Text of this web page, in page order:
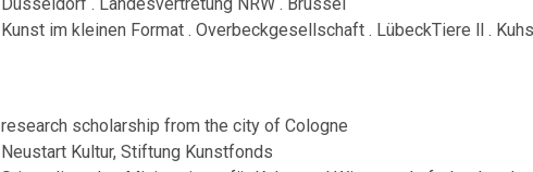
Kunst im kleinen Format . Overbeckgesellschaft . LübeckTiere ll .
research scholarship from the city of Cologne
Neustart Kultur, Stiftung Kunstfonds